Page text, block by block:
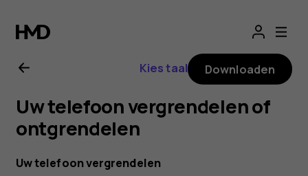
voor
Nokia
G21
Kies taal Downloaden
Uw telefoon vergrendelen of
ontgrendelen
Uw telefoon vergrendelen